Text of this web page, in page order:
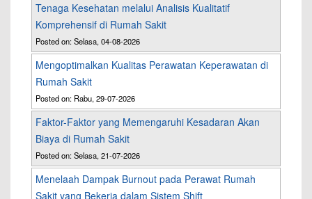
Tenaga Kesehatan melalui Analisis Kualitatif
Komprehensif di Rumah Sakit
Posted on: Selasa, 04-08-2026
Mengoptimalkan Kualitas Perawatan Keperawatan di
Rumah Sakit
Posted on: Rabu, 29-07-2026
Faktor-Faktor yang Memengaruhi Kesadaran Akan
Biaya di Rumah Sakit
Posted on: Selasa, 21-07-2026
Menelaah Dampak Burnout pada Perawat Rumah
Sakit yang Bekerja dalam Sistem Shift